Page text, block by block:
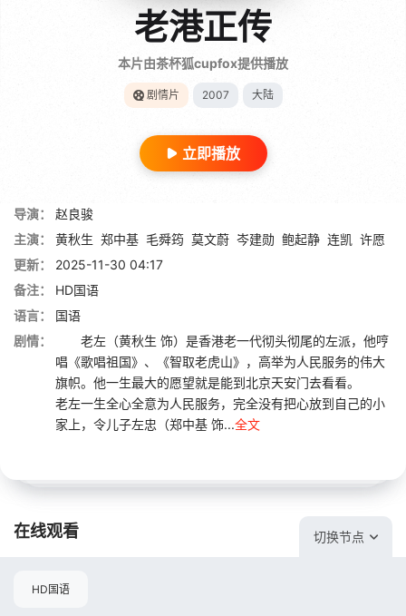
老港正传
本片由茶杯狐cupfox提供播放
剧情片 2007 大陆
立即播放
导演：
赵良骏
主演：
黄秋生 郑中基 毛舜筠 莫文蔚 岑建勋 鲍起静 连凯 许愿
更新：
2025-11-30 04:17
备注：
HD国语
语言：
国语
剧情：
老左（黄秋生 饰）是香港老一代彻头彻尾的左派，他哼
唱《歌唱祖国》、《智取老虎山》，高举为人民服务的伟大
旗帜。他一生最大的愿望就是能到北京天安门去看看。
老左一生全心全意为人民服务，完全没有把心放到自己的小
家上，令儿子左忠（郑中基 饰...全文
在线观看 切换节点
HD国语